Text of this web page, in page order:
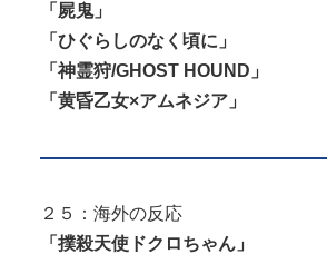
「屍鬼」
「ひぐらしのなく頃に」
「神霊狩/GHOST HOUND」
「黄昏乙女×アムネジア」
２５：海外の反応
「撲殺天使ドクロちゃん」